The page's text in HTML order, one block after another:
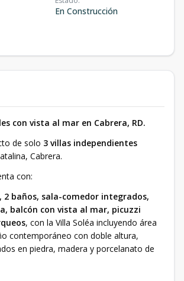
En Construcción
con vista al mar en Cabrera, RD.
de solo 3 villas independientes
Cabrera.
con:
2 baños, sala-comedor integrados,
balcón con vista al mar, picuzzi
, con la Villa Soléa incluyendo área
contemporáneo con doble altura,
en piedra, madera y porcelanato de